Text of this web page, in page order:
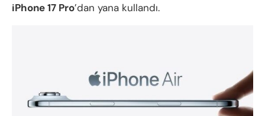
iPhone 17 Pro’dan yana kullandı.